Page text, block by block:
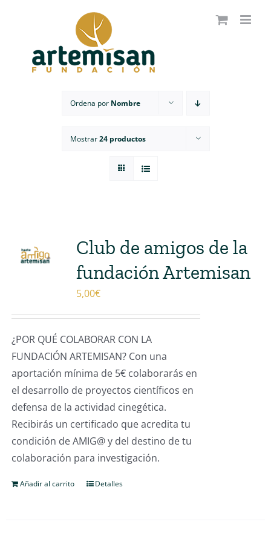
Ordena por Nombre
Mostrar24 productos
Club de amigos de la
fundación Artemisan
5,00€
¿POR QUÉ COLABORAR CON LA
FUNDACIÓN ARTEMISAN? Con una
aportación mínima de 5€ colaborarás en
el desarrollo de proyectos científicos en
defensa de la actividad cinegética.
Recibirás un certificado que acredita tu
condición de AMIG@ y del destino de tu
colaboración para investigación.
Añadir al carrito Detalles